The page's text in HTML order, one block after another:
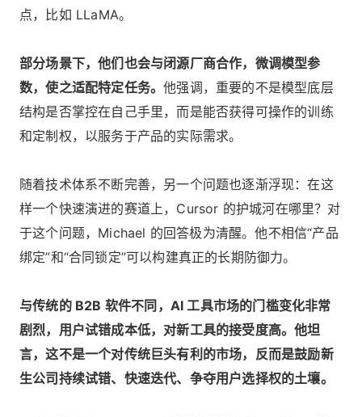
点，比如 LLaMA。
部分场景下，他们也会与闭源厂商合作，微调模型参
数，使之适配特定任务。他强调，重要的不是模型底层
结构是否掌控在自己手里，而是能否获得可操作的训练
和定制权，以服务于产品的实际需求。
随着技术体系不断完善，另一个问题也逐渐浮现：在这
样一个快速演进的赛道上，Cursor 的护城河在哪里？对
于这个问题，Michael 的回答极为清醒。他不相信“产品
绑定”和“合同锁定”可以构建真正的长期防御力。
与传统的 B2B 软件不同，AI 工具市场的门槛变化非常
剧烈，用户试错成本低，对新工具的接受度高。他坦
言，这不是一个对传统巨头有利的市场，反而是鼓励新
生公司持续试错、快速迭代、争夺用户选择权的土壤。